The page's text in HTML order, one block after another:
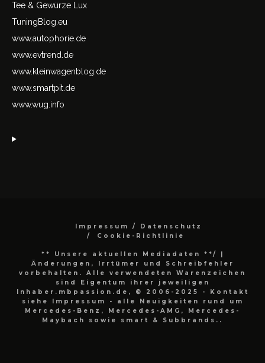
Tee & Gewürze Lux
TuningBlog.eu
www.autophorie.de
www.evtrend.de
www.kleinwagenblog.de
www.smartpit.de
www.wug.info
Impressum / Datenschutz
Cookie-Richtlinie
** Unsere aktuellen Mediadaten **/
Änderungen, Irrtümer und Schreibfehler
vorbehalten. Alle verwendeten Warenzeichen
sind Eigentum ihrer jeweiligen
Inhaber.mbpassion.de, © 2006-2025 - Kontakt
siehe Impressum - alle Neuigkeiten rund um
Mercedes-Benz, Mercedes-AMG, Mercedes-
Maybach sowie smart & Subbrands..